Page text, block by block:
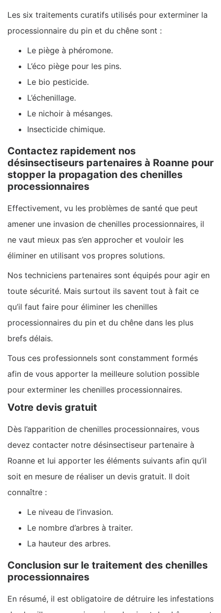
Les six traitements curatifs utilisés pour exterminer la
processionnaire du pin et du chêne sont :
Le piège à phéromone.
L’éco piège pour les pins.
Le bio pesticide.
L’échenillage.
Le nichoir à mésanges.
Insecticide chimique.
Contactez rapidement nos
désinsectiseurs partenaires à Roanne pour
stopper la propagation des chenilles
processionnaires
Effectivement, vu les problèmes de santé que peut
amener une invasion de chenilles processionnaires, il
ne vaut mieux pas s’en approcher et vouloir les
éliminer en utilisant vos propres solutions.
Nos techniciens partenaires sont équipés pour agir en
toute sécurité. Mais surtout ils savent tout à fait ce
qu’il faut faire pour éliminer les chenilles
processionnaires du pin et du chêne dans les plus
brefs délais.
Tous ces professionnels sont constamment formés
afin de vous apporter la meilleure solution possible
pour exterminer les chenilles processionnaires.
Votre devis gratuit
Dès l’apparition de chenilles processionnaires, vous
devez contacter notre désinsectiseur partenaire à
Roanne et lui apporter les éléments suivants afin qu’il
soit en mesure de réaliser un devis gratuit. Il doit
connaître :
Le niveau de l’invasion.
Le nombre d’arbres à traiter.
La hauteur des arbres.
Conclusion sur le traitement des chenilles
processionnaires
En résumé, il est obligatoire de détruire les infestations